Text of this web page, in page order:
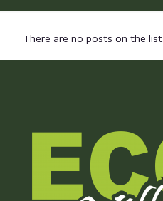
There are no posts on the list.